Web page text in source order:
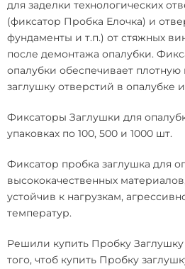
для заделки технологических
(фиксатор Пробка Елочка) и
фундаменты и т.п.) от стяжных
после демонтажа опалубки.
опалубки обеспечивает
заглушку отверстий в опалубке
Фиксаторы Заглушки для
упаковках по 100, 500 и 1000 шт.
Фиксатор пробка заглушка для
высококачественных
устойчив к нагрузкам,
температур.
Решили купить Пробку
того, чтоб купить Пробку